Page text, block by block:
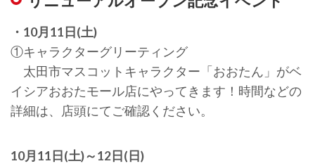
・10月11日(土)
①キャラクターグリーティング
太田市マスコットキャラクター「おおたん」がベ
イシアおおたモール店にやってきます！時間などの
詳細は、店頭にてご確認ください。
10月11日(土)～12日(日)